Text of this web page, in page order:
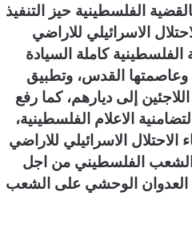
الفلسطينية حيز التنفيذ
الاسرائيلي للاراضي
الفلسطينية كاملة السيادة
وعاصمتها القدس، وتطبيق
بعودة اللاجئين إلى ديارهم، كما رفع
الاعلام الفلسطينية،
الاحتلال الاسرائيلي للاراضي
الشعب الفلسطيني من اجل
العدوان الوحشي على الشعب